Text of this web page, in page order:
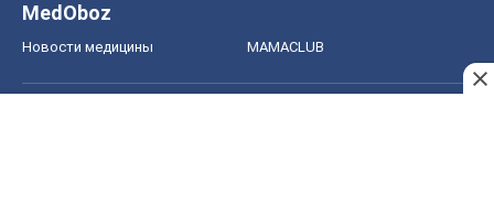
MedOboz
Новости медицины MAMACLUB